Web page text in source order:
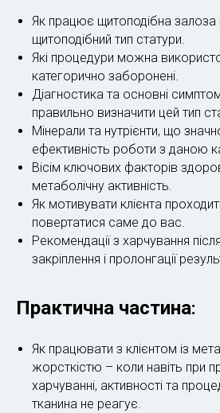
Як працює щитоподібна залоза
щитоподібний тип статури.
Які процедури можна
категорично заборонені.
Діагностика та основні
правильно визначити цей тип
Мінерали та нутрієнти, що
ефективність роботи з даною
Вісім ключових факторів
метаболічну активність.
Як мотивувати клієнта
повертатися саме до вас.
Рекомендації з харчування
закріплення і пролонгації
Практична частина:
Як працювати з клієнтом із
жорсткістю – коли навіть при
харчуванні, активності та
тканина не реагує.